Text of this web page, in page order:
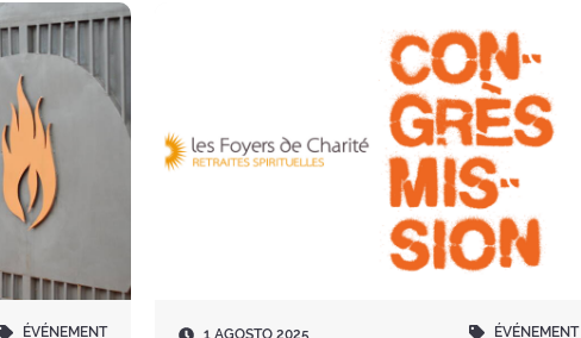
ÉVÉNEMENT
Fecha
ÉVÉNEMENT